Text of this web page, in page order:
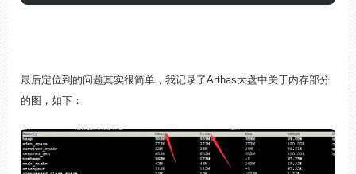
最后定位到的问题其实很简单，我记录了Arthas大盘中关于内存部分
的图，如下：